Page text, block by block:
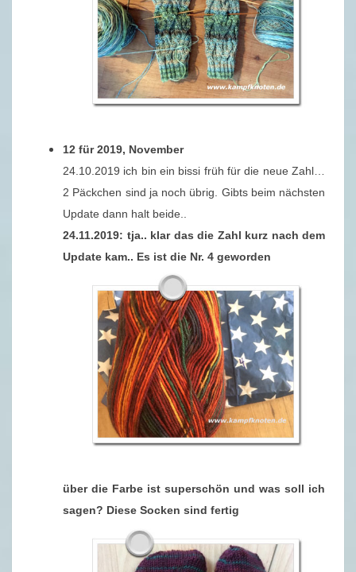
12 für 2019, November
24.10.2019 ich bin ein bissi früh für die neue Zahl…
2 Päckchen sind ja noch übrig. Gibts beim nächsten
Update dann halt beide..
24.11.2019: tja.. klar das die Zahl kurz nach dem
Update kam.. Es ist die Nr. 4 geworden
über die Farbe ist superschön und was soll ich
sagen? Diese Socken sind fertig